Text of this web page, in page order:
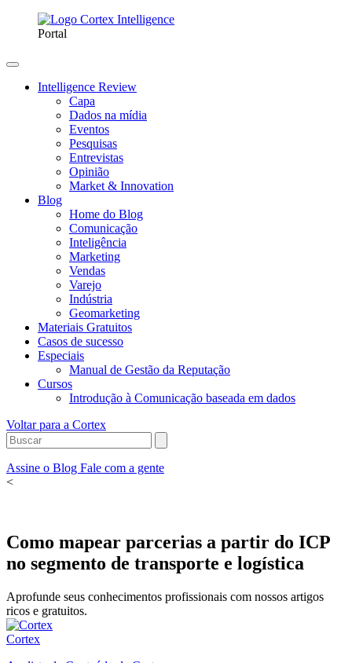
Portal
Intelligence Review
Capa
Dados na mídia
Eventos
Pesquisas
Entrevistas
Opinião
Market & Innovation
Blog
Home do Blog
Comunicação
Inteligência
Marketing
Vendas
Varejo
Indústria
Geomarketing
Materiais Gratuitos
Casos de sucesso
Especiais
Manual de Gestão da Reputação
Cursos
Introdução à Comunicação baseada em dados
Voltar para a Cortex
Assine o Blog Fale com a gente
<
Como mapear parcerias a partir do ICP
no segmento de transporte e logística
Aprofunde seus conhecimentos profissionais com nossos artigos
ricos e gratuitos.
Cortex